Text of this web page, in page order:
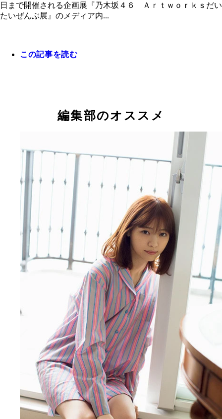
日まで開催される企画展『乃木坂４６ Ａｒｔｗｏｒｋｓだい
たいぜんぶ展』のメディア内...
この記事を読む
編集部のオススメ